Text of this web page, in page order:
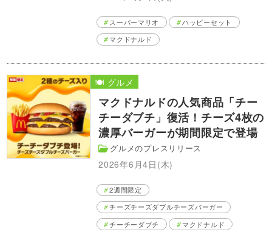
スーパーマリオ
ハッピーセット
マクドナルド
マクドナルドの人気商品「チー
チーダブチ」復活！チーズ4枚の
濃厚バーガーが期間限定で登場
グルメのプレスリリース
2026年6月4日(木)
🍽️ グルメ
2週間限定
チーズチーズダブルチーズバーガー
チーチーダブチ
マクドナルド